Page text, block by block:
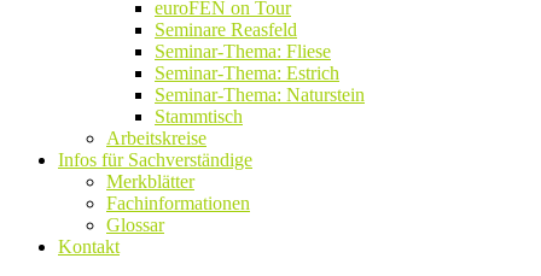
euroFEN on Tour
Seminare Reasfeld
Seminar-Thema: Fliese
Seminar-Thema: Estrich
Seminar-Thema: Naturstein
Stammtisch
Arbeitskreise
Infos für Sachverständige
Merkblätter
Fachinformationen
Glossar
Kontakt